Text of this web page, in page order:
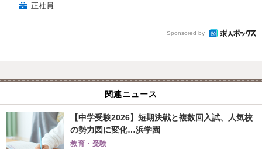
正社員
Sponsored by
関連ニュース
【中学受験2026】短期決戦と複数回入試、人気校
の勢力図に変化…浜学園
教育・受験